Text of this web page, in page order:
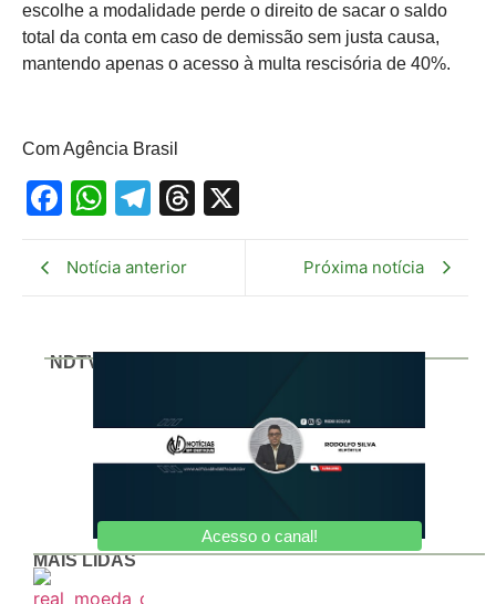
escolhe a modalidade perde o direito de sacar o saldo
total da conta em caso de demissão sem justa causa,
mantendo apenas o acesso à multa rescisória de 40%.
Com Agência Brasil
Facebook
WhatsApp
Telegram
Threads
Notícia anterior Próxima notícia
NDTV
Acesso o canal!
MAIS LIDAS